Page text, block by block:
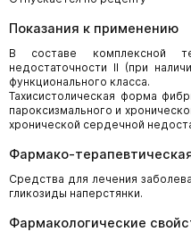
Показания к применению
В составе комплексной
недостаточности II (при
функционального класса.
Тахисистолическая форма
пароксизмального и
хронической сердечной
Фармако-
Средства для лечения
гликозиды наперстянки.
Фармакологические